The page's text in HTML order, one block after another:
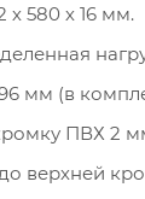
х 580 х 16 мм.
мм (в
ПВХ 2
верхней